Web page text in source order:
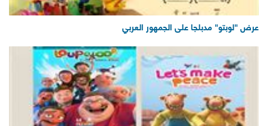
عرض "لوبتو" مدبلجا على الجمهور العربي